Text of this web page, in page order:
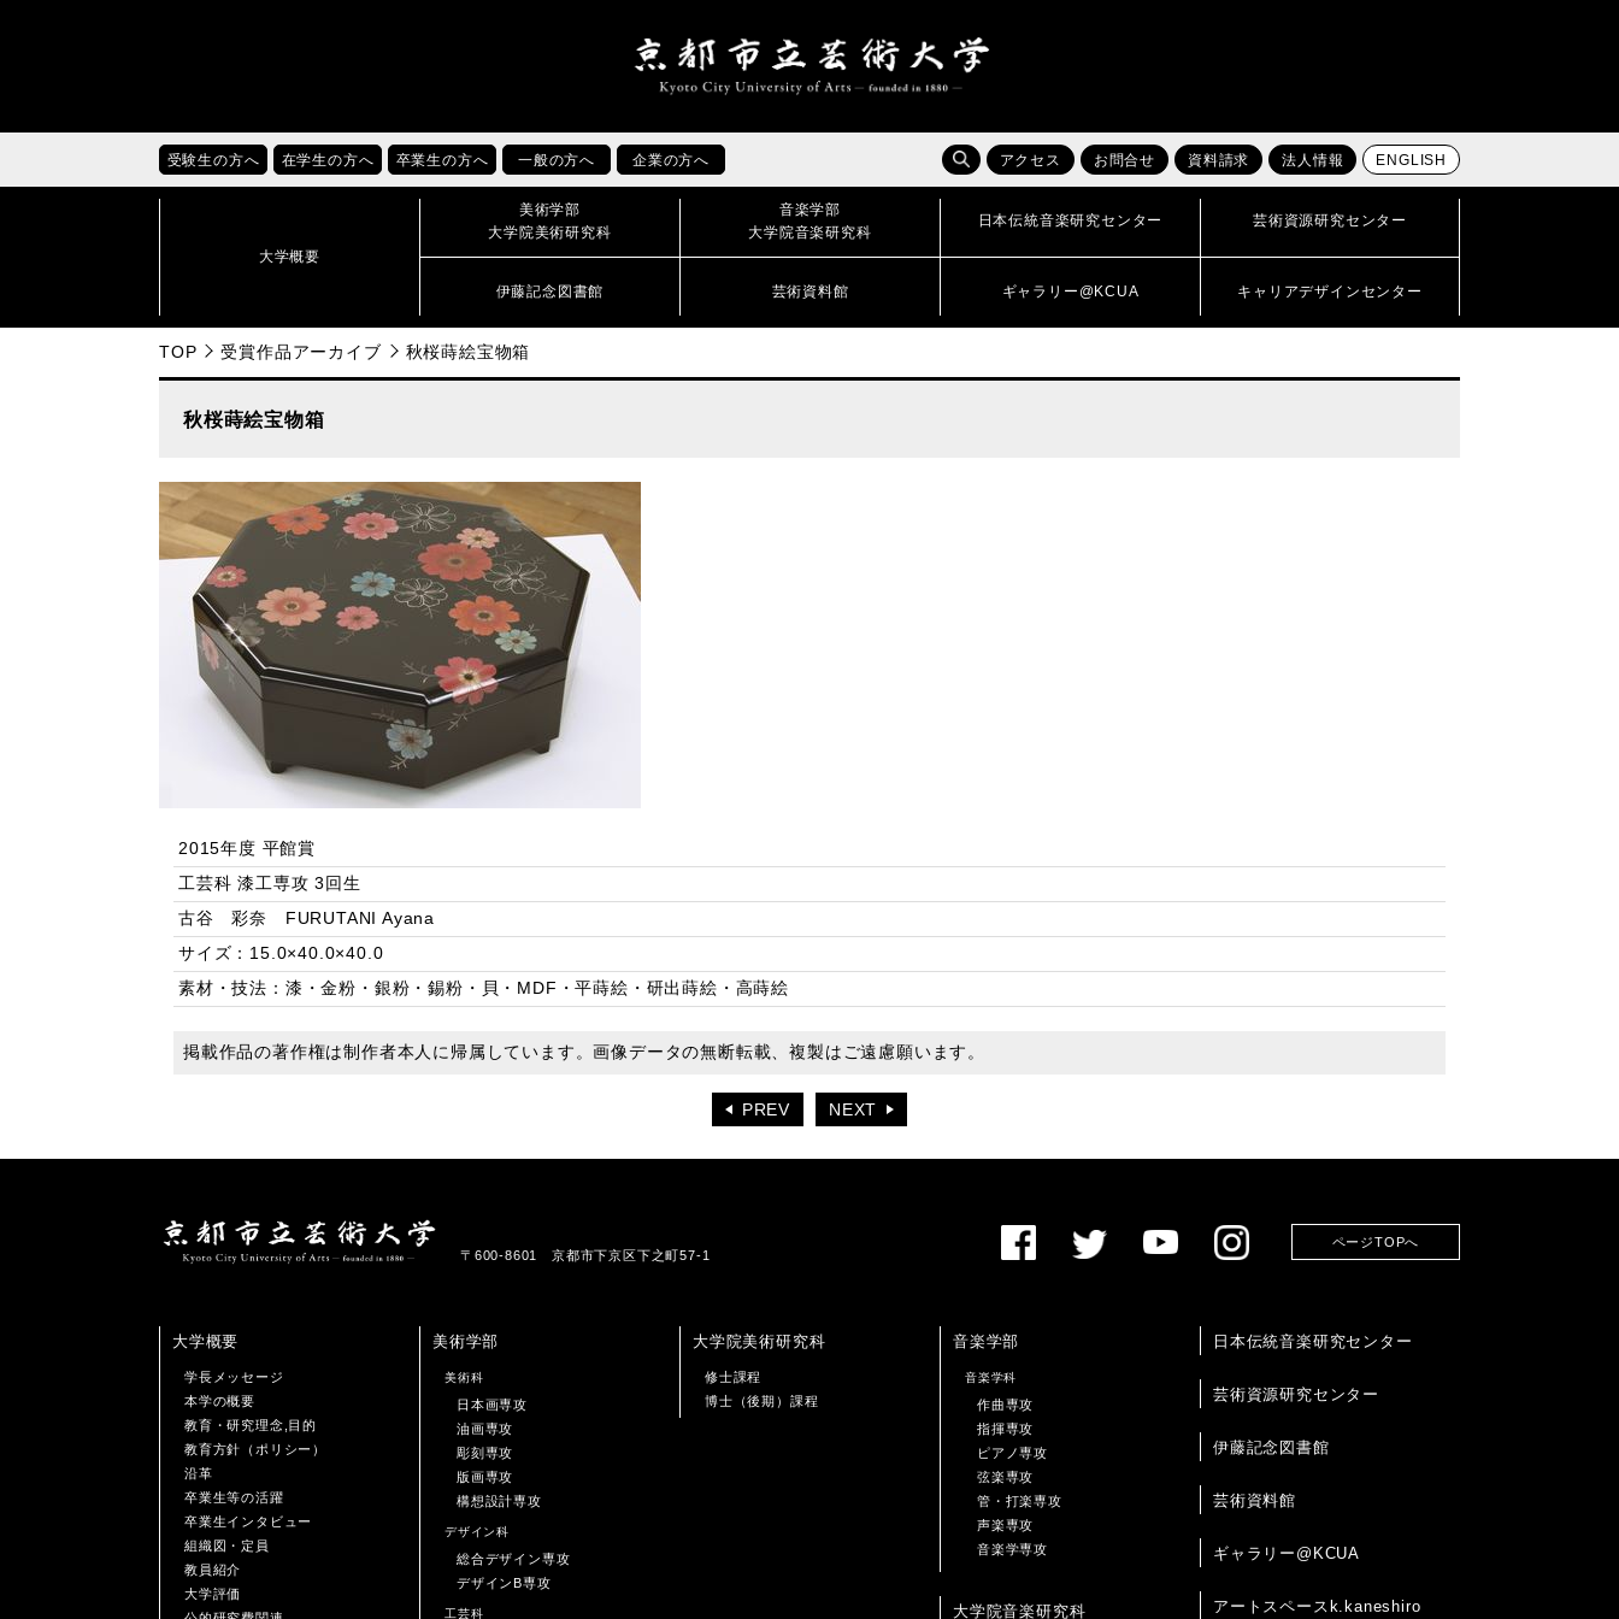
受験生の方へ 在学生の方へ 卒業生の方へ 一般の方へ 企業の方へ アクセス お問合せ 資料請求 法人情報 ENGLISH
大学概要
美術学部
大学院美術研究科
音楽学部
大学院音楽研究科
日本伝統音楽研究センター 芸術資源研究センター
伊藤記念図書館 芸術資料館 ギャラリー@KCUA キャリアデザインセンター
TOP 受賞作品アーカイブ 秋桜蒔絵宝物箱
秋桜蒔絵宝物箱
2015年度 平館賞
工芸科 漆工専攻 3回生
古谷 彩奈 FURUTANI Ayana
サイズ：15.0×40.0×40.0
素材・技法：漆・金粉・銀粉・錫粉・貝・MDF・平蒔絵・研出蒔絵・高蒔絵
掲載作品の著作権は制作者本人に帰属しています。画像データの無断転載、複製はご遠慮願います。
PREV NEXT
〒600-8601 京都市下京区下之町57-1
ページTOPへ
大学概要
学長メッセージ
本学の概要
教育・研究理念,目的
教育方針（ポリシー）
沿革
卒業生等の活躍
卒業生インタビュー
組織図・定員
教員紹介
大学評価
美術学部
美術科
日本画専攻
油画専攻
彫刻専攻
版画専攻
構想設計専攻
デザイン科
総合デザイン専攻
デザインB専攻
工芸科
大学院美術研究科
修士課程
博士（後期）課程
音楽学部
音楽学科
作曲専攻
指揮専攻
ピアノ専攻
弦楽専攻
管・打楽専攻
声楽専攻
音楽学専攻
大学院音楽研究科
日本伝統音楽研究センター
芸術資源研究センター
伊藤記念図書館
芸術資料館
ギャラリー@KCUA
アートスペースk.kaneshiro